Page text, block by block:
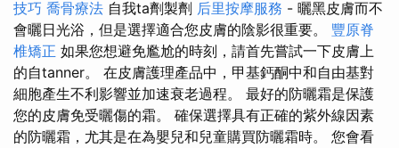
技巧 喬骨療法 自我ta劑製劑 后里按摩服務 - 曬黑皮膚而不
會曬日光浴，但是選擇適合您皮膚的陰影很重要。 豐原脊
椎矯正 如果您想避免尷尬的時刻，請首先嘗試一下皮膚上
的自tanner。 在皮膚護理產品中，甲基鈣酮中和自由基對
細胞產生不利影響並加速衰老過程。 最好的防曬霜是保護
您的皮膚免受曬傷的霜。 確保選擇具有正確的紫外線因素
的防曬霜，尤其是在為嬰兒和兒童購買防曬霜時。 您會看